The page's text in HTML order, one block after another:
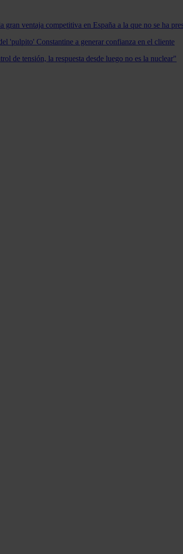
ventaja competitiva en España a la que no se ha
'pulpito' Constantine a generar confianza en el cliente
de tensión, la respuesta desde luego no es la nuclear"